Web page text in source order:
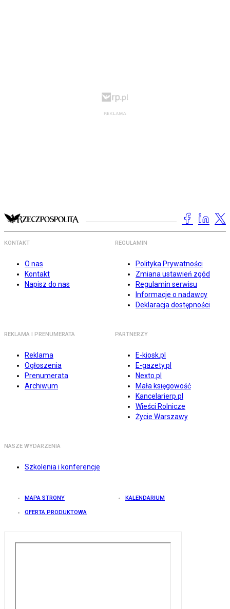
KONTAKT
O nas
Kontakt
Napisz do nas
REGULAMIN
Polityka Prywatności
Zmiana ustawień zgód
Regulamin serwisu
Informacje o nadawcy
Deklaracja dostępności
REKLAMA I PRENUMERATA
Reklama
Ogłoszenia
Prenumerata
Archiwum
PARTNERZY
E-kiosk.pl
E-gazety.pl
Nexto.pl
Mała księgowość
Kancelarierp.pl
Wieści Rolnicze
Życie Warszawy
NASZE WYDARZENIA
Szkolenia i konferencje
MAPA STRONY KALENDARIUM
OFERTA PRODUKTOWA